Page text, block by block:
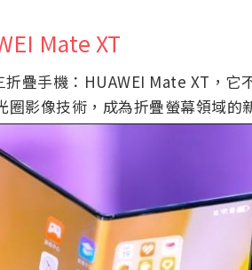
Mate XT
疊手機：HUAWEI Mate XT，它
影像技術，成為折疊螢幕領域的